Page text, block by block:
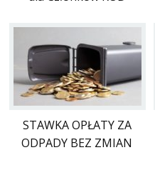
STAWKA OPŁATY ZA
ODPADY BEZ ZMIAN